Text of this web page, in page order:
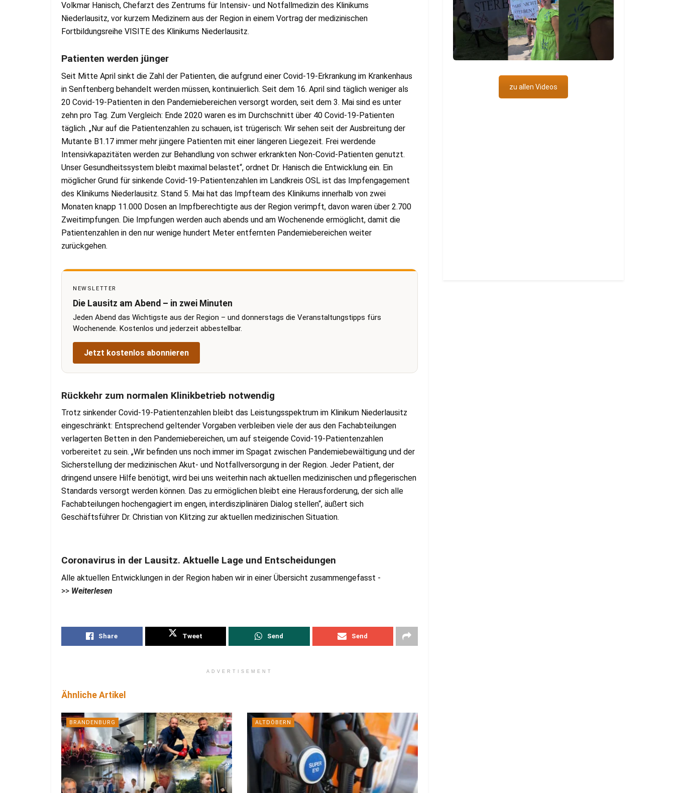
Volkmar Hanisch, Chefarzt des Zentrums für Intensiv- und Notfallmedizin des Klinikums
Niederlausitz, vor kurzem Medizinern aus der Region in einem Vortrag der medizinischen
Fortbildungsreihe VISITE des Klinikums Niederlausitz.
Patienten werden jünger
Seit Mitte April sinkt die Zahl der Patienten, die aufgrund einer Covid-19-Erkrankung im Krankenhaus
in Senftenberg behandelt werden müssen, kontinuierlich. Seit dem 16. April sind täglich weniger als
20 Covid-19-Patienten in den Pandemiebereichen versorgt worden, seit dem 3. Mai sind es unter
zehn pro Tag. Zum Vergleich: Ende 2020 waren es im Durchschnitt über 40 Covid-19-Patienten
täglich. „Nur auf die Patientenzahlen zu schauen, ist trügerisch: Wir sehen seit der Ausbreitung der
Mutante B1.17 immer mehr jüngere Patienten mit einer längeren Liegezeit. Frei werdende
Intensivkapazitäten werden zur Behandlung von schwer erkrankten Non-Covid-Patienten genutzt.
Unser Gesundheitssystem bleibt maximal belastet“, ordnet Dr. Hanisch die Entwicklung ein. Ein
möglicher Grund für sinkende Covid-19-Patientenzahlen im Landkreis OSL ist das Impfengagement
des Klinikums Niederlausitz. Stand 5. Mai hat das Impfteam des Klinikums innerhalb von zwei
Monaten knapp 11.000 Dosen an Impfberechtigte aus der Region verimpft, davon waren über 2.700
Zweitimpfungen. Die Impfungen werden auch abends und am Wochenende ermöglicht, damit die
Patientenzahlen in den nur wenige hundert Meter entfernten Pandemiebereichen weiter
zurückgehen.
NEWSLETTER
Die Lausitz am Abend – in zwei Minuten
Jeden Abend das Wichtigste aus der Region – und donnerstags die Veranstaltungstipps fürs
Wochenende. Kostenlos und jederzeit abbestellbar.
Jetzt kostenlos abonnieren
Rückkehr zum normalen Klinikbetrieb notwendig
Trotz sinkender Covid-19-Patientenzahlen bleibt das Leistungsspektrum im Klinikum Niederlausitz
eingeschränkt: Entsprechend geltender Vorgaben verbleiben viele der aus den Fachabteilungen
verlagerten Betten in den Pandemiebereichen, um auf steigende Covid-19-Patientenzahlen
vorbereitet zu sein. „Wir befinden uns noch immer im Spagat zwischen Pandemiebewältigung und der
Sicherstellung der medizinischen Akut- und Notfallversorgung in der Region. Jeder Patient, der
dringend unsere Hilfe benötigt, wird bei uns weiterhin nach aktuellen medizinischen und pflegerischen
Standards versorgt werden können. Das zu ermöglichen bleibt eine Herausforderung, der sich alle
Fachabteilungen hochengagiert im engen, interdisziplinären Dialog stellen“, äußert sich
Geschäftsführer Dr. Christian von Klitzing zur aktuellen medizinischen Situation.
Coronavirus in der Lausitz. Aktuelle Lage und Entscheidungen
Alle aktuellen Entwicklungen in der Region haben wir in einer Übersicht zusammengefasst -
>> Weiterlesen
Share Tweet Send Send
ADVERTISEMENT
Ähnliche Artikel
BRANDENBURG ALTDÖBERN
zu allen Videos